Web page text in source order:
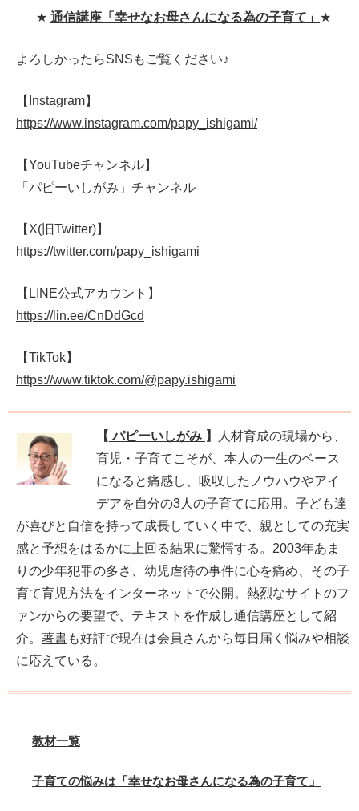
★ 通信講座「幸せなお母さんになる為の子育て」 ★
よろしかったらSNSもご覧ください♪
【Instagram】
https://www.instagram.com/papy_ishigami/
【YouTubeチャンネル】
「パピーいしがみ」チャンネル
【X(旧Twitter)】
https://twitter.com/papy_ishigami
【LINE公式アカウント】
https://lin.ee/CnDdGcd
【TikTok】
https://www.tiktok.com/@papy.ishigami
【 パピーいしがみ 】
人材育成の現場から、
育児・子育てこそが、本人の一生のベース
になると痛感し、吸収したノウハウやアイ
デアを自分の3人の子育てに応用。子ども達
が喜びと自信を持って成長していく中で、親としての充実
感と予想をはるかに上回る結果に驚愕する。2003年あま
りの少年犯罪の多さ、幼児虐待の事件に心を痛め、その子
育て育児方法をインターネットで公開。熱烈なサイトのフ
ァンからの要望で、テキストを作成し通信講座として紹
介。 著書も好評で現在は会員さんから毎日届く悩みや相談
に応えている。
教材一覧
子育ての悩みは「幸せなお母さんになる為の子育て」